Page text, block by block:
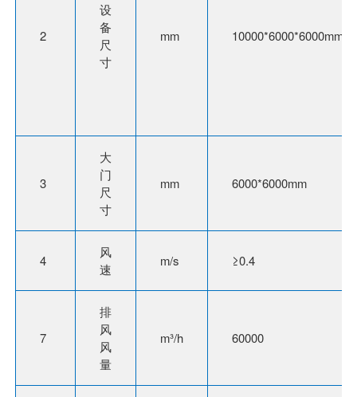
2
设
备
尺
寸
mm 10000*6000*6000mm
3
大
门
尺
寸
mm 6000*6000mm
4
风
速
m/s ≥0.4
7
排
风
风
量
m³/h 60000